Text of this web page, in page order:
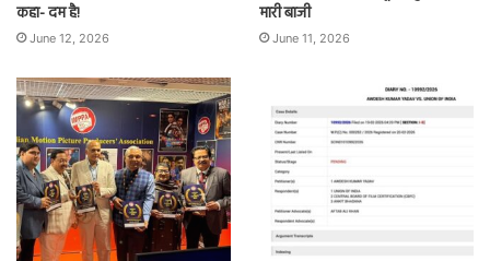
कहा- दम है!
June 12, 2026
मारी बाजी
June 11, 2026